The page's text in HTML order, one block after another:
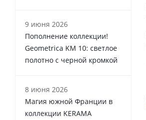
9 июня 2026
Пополнение коллекции!
Geometrica KM 10: светлое
полотно с черной кромкой
8 июня 2026
Магия южной Франции в
коллекции KERAMA